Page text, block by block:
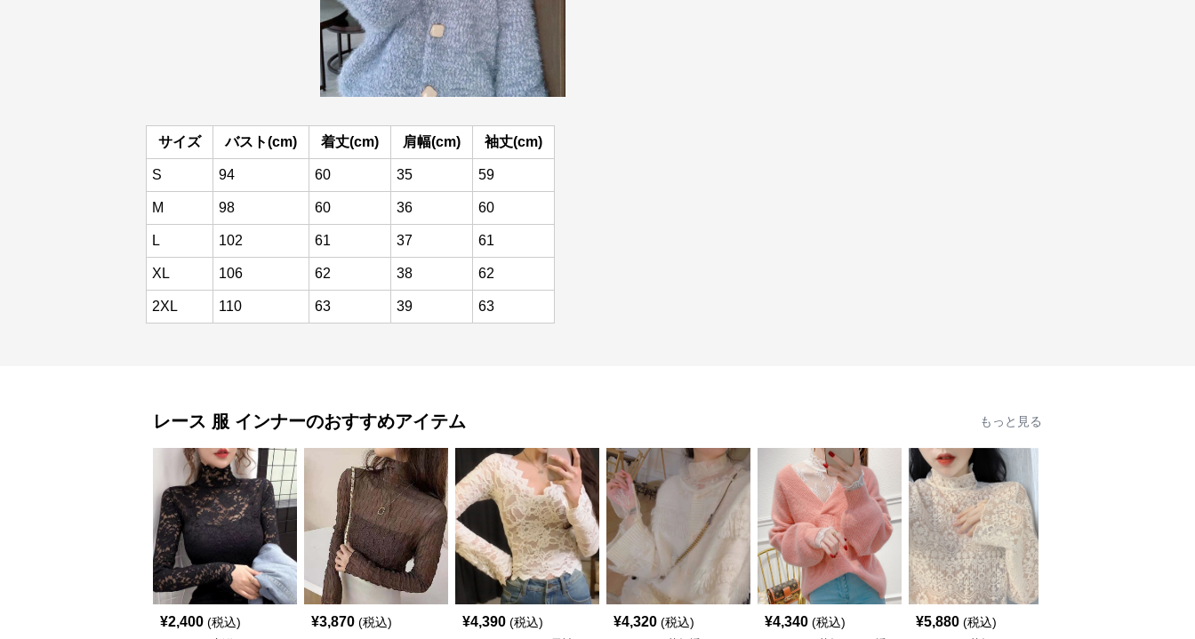
サイズ バスト(cm) 着丈(cm) 肩幅(cm) 袖丈(cm)
S 94 60 35 59
M 98 60 36 60
L 102 61 37 61
XL 106 62 38 62
2XL 110 63 39 63
レース 服 インナーのおすすめアイテム もっと見る
¥2,400 (税込) ¥3,870 (税込) ¥4,390 (税込) ¥4,320 (税込) ¥4,340 (税込) ¥5,880 (税込)